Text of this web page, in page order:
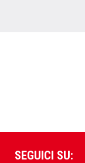
SEGUICI SU: